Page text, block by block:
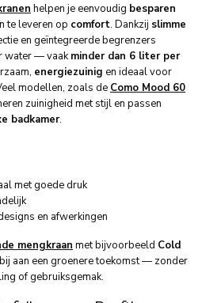
helpen je eenvoudig besparen
te leveren op comfort. Dankzij slimme
en geïntegreerde begrenzers
water — vaakminder dan 6 liter per
energiezuinig en ideaal voor
modellen, zoals de Como Mood 60
zuinigheid met stijl en passen
badkamer.
met goede druk
en afwerkingen
mengkraan met bijvoorbeeld Cold
aan een groenere toekomst — zonder
of gebruiksgemak.